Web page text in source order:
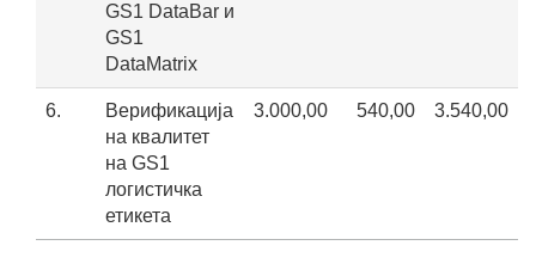
GS1 DataBar и
GS1
DataMatrix
6.
Верификација
на квалитет
на GS1
логистичка
етикета
3.000,00 540,00 3.540,00